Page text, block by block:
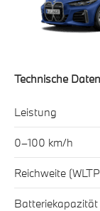
Technische Daten
Leistung
0–100 km/h
Reichweite
Batteriekapazität